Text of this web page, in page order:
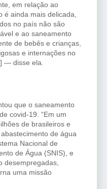
em relação ao
é ainda mais delicada,
no país não são
e ao saneamento
de bebês e crianças,
e internações no
— disse ela.
que o saneamento
covid-19. “Em um
de brasileiros e
de água
Nacional de
de Água (SNIS), e
desempregadas,
uma missão